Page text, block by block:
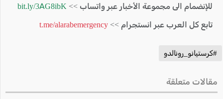
للإنضمام الى مجموعة الأخبار عبر واتساب >> bit.ly/3AG8ibK
تابع كل العرب عبر انستجرام >> t.me/alarabemergency
#كرستيانو_رونالدو
مقالات متعلقة